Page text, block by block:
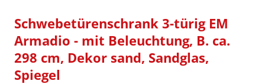
Schwebetürenschrank 3-türig EM
Armadio - mit Beleuchtung, B. ca.
298 cm, Dekor sand, Sandglas,
Spiegel